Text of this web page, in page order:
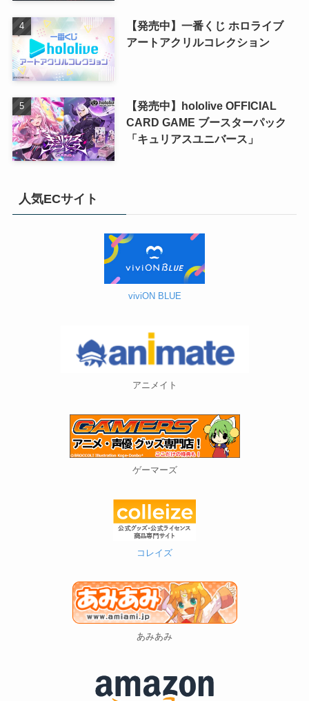
【発売中】一番くじ ホロライブ
アートアクリルコレクション
【発売中】hololive OFFICIAL
CARD GAME ブースターパック
「キュリアスユニバース」
人気ECサイト
viviON BLUE
アニメイト
ゲーマーズ
コレイズ
あみあみ